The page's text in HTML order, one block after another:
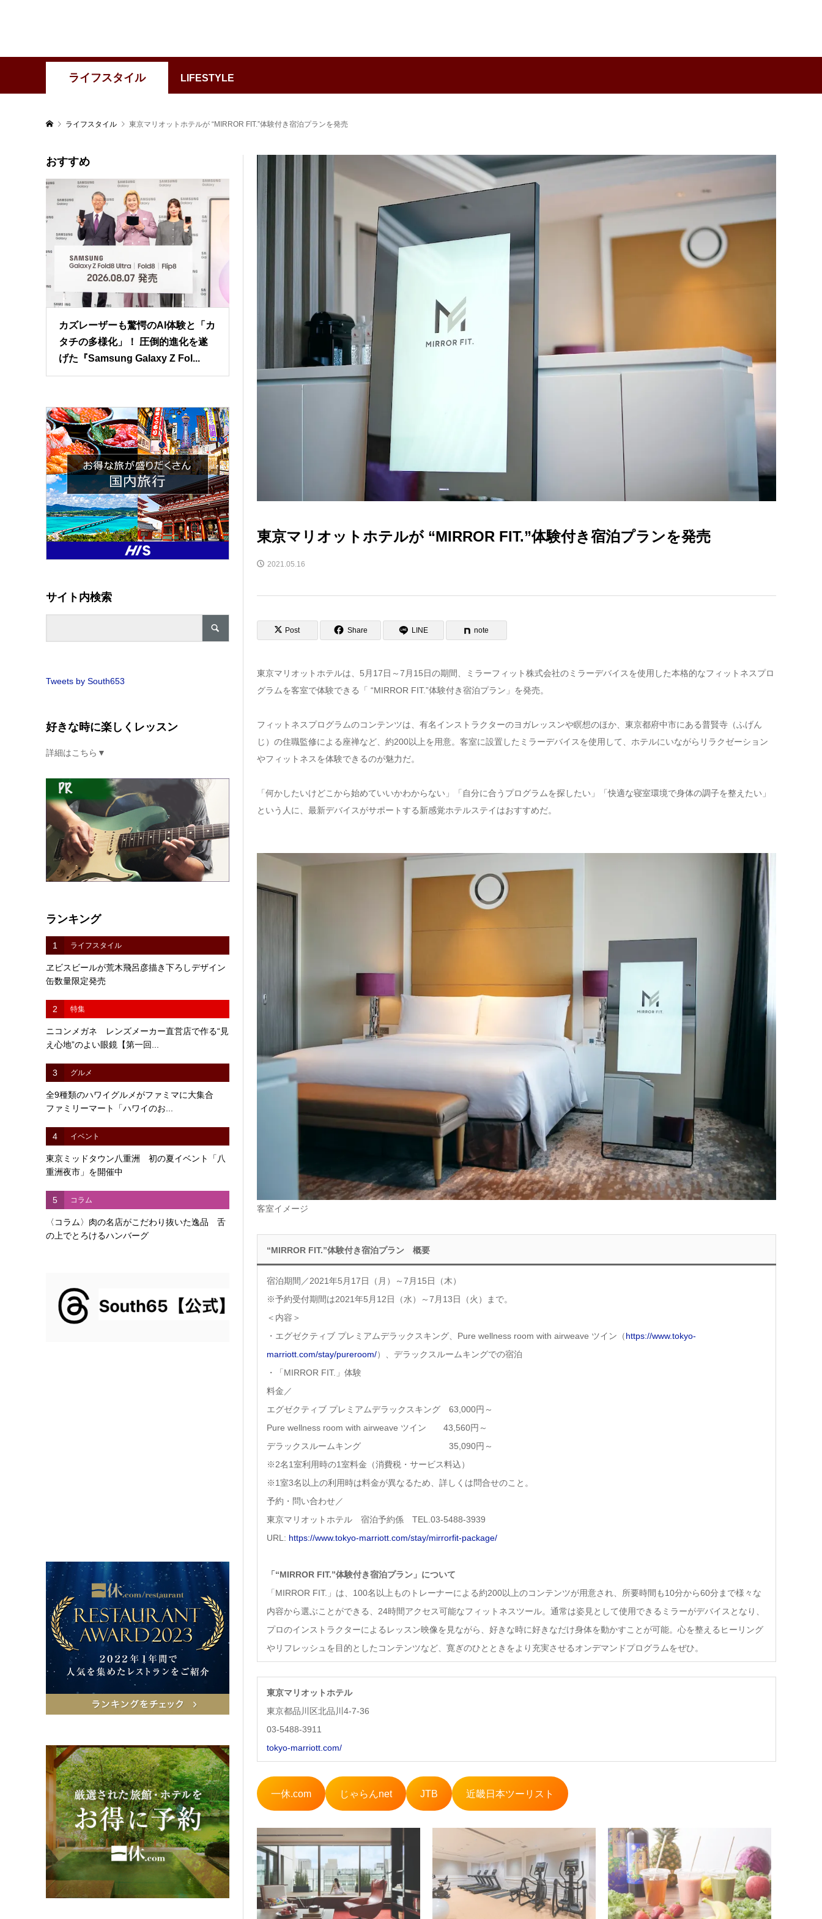
ライフスタイル LIFESTYLE
ライフスタイル 東京マリオットホテルが “MIRROR FIT.”体験付き宿泊プランを発売
東京マリオットホテルが “MIRROR FIT.”体験付き宿泊プランを発売
2021.05.16
Post Share LINE note
東京マリオットホテルは、5月17日～7月15日の期間、ミラーフィット株式会社のミラーデバイスを使用した本格的なフィットネスプロ
グラムを客室で体験できる「 “MIRROR FIT.”体験付き宿泊プラン」を発売。
フィットネスプログラムのコンテンツは、有名インストラクターのヨガレッスンや瞑想のほか、東京都府中市にある普賢寺（ふげん
じ）の住職監修による座禅など、約200以上を用意。客室に設置したミラーデバイスを使用して、ホテルにいながらリラクゼーション
やフィットネスを体験できるのが魅力だ。
「何かしたいけどこから始めていいかわからない」「自分に合うプログラムを探したい」「快適な寝室環境で身体の調子を整えたい」
という人に、最新デバイスがサポートする新感覚ホテルステイはおすすめだ。
客室イメージ
“MIRROR FIT.”体験付き宿泊プラン 概要
宿泊期間／2021年5月17日（月）～7月15日（木）
※予約受付期間は2021年5月12日（水）～7月13日（火）まで。
＜内容＞
・エグゼクティブ プレミアムデラックスキング、Pure wellness room with airweave ツイン（https://www.tokyo-
marriott.com/stay/pureroom/）、デラックスルームキングでの宿泊
・「MIRROR FIT.」体験
料金／
エグゼクティブ プレミアムデラックスキング 63,000円～
Pure wellness room with airweave ツイン 43,560円～
デラックスルームキング 35,090円～
※2名1室利用時の1室料金（消費税・サービス料込）
※1室3名以上の利用時は料金が異なるため、詳しくは問合せのこと。
予約・問い合わせ／
東京マリオットホテル 宿泊予約係 TEL.03-5488-3939
URL: https://www.tokyo-marriott.com/stay/mirrorfit-package/
「“MIRROR FIT.”体験付き宿泊プラン」について
「MIRROR FIT.」は、100名以上ものトレーナーによる約200以上のコンテンツが用意され、所要時間も10分から60分まで様々な
内容から選ぶことができる、24時間アクセス可能なフィットネスツール。通常は姿見として使用できるミラーがデバイスとなり、
プロのインストラクターによるレッスン映像を見ながら、好きな時に好きなだけ身体を動かすことが可能。心を整えるヒーリング
やリフレッシュを目的としたコンテンツなど、寛ぎのひとときをより充実させるオンデマンドプログラムをぜひ。
東京マリオットホテル
東京都品川区北品川4-7-36
03-5488-3911
tokyo-marriott.com/
一休.com じゃらんnet JTB 近畿日本ツーリスト
おすすめ
カズレーザーも驚愕のAI体験と「カ
タチの多様化」！ 圧倒的進化を遂
げた『Samsung Galaxy Z Fol...
サイト内検索
Tweets by South653
好きな時に楽しくレッスン
詳細はこちら▼
ランキング
1 ライフスタイル
ヱビスビールが荒木飛呂彦描き下ろしデザイン
缶数量限定発売
2 特集
ニコンメガネ レンズメーカー直営店で作る“見
え心地”のよい眼鏡【第一回...
3 グルメ
全9種類のハワイグルメがファミマに大集合
ファミリーマート「ハワイのお...
4 イベント
東京ミッドタウン八重洲 初の夏イベント「八
重洲夜市」を開催中
5 コラム
〈コラム〉肉の名店がこだわり抜いた逸品 舌
の上でとろけるハンバーグ